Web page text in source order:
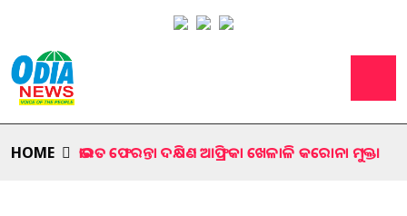
HOME ଭାରତ ଫେରନ୍ତା ଦକ୍ଷିଣ ଆଫ୍ରିକା ଖେଳାଳି କରୋନା ମୁକ୍ତ।